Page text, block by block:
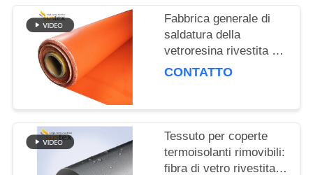
Fabbrica generale di
saldatura della
vetroresina rivestita di
silicone di due lati
CONTATTO
Tessuto per coperte
termoisolanti rimovibili:
fibra di vetro rivestita